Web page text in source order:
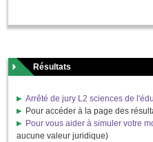
Résultats
Arrêté de jury L2 sciences de
Pour accéder à la page des
Pour vous aider à simuler votre
aucune valeur juridique)